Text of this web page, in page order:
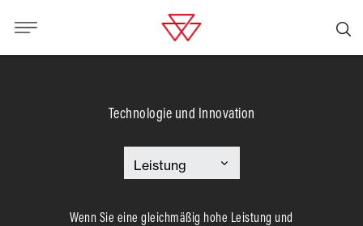
Technologie und Innovation
Wenn Sie eine gleichmäßig hohe Leistung und